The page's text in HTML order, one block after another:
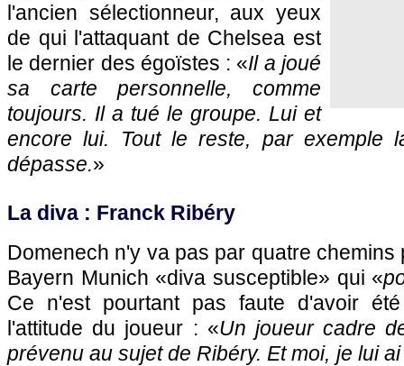
l'ancien sélectionneur, aux yeux
de qui l'attaquant de Chelsea est
le dernier des égoïstes : «Il a joué
sa carte personnelle, comme
toujours. Il a tué le groupe. Lui et
encore lui. Tout le reste, par exemple
dépasse.»
La diva : Franck Ribéry
Domenech n'y va pas par quatre chemins
Bayern Munich «diva susceptible» qui «
Ce n'est pourtant pas faute d'avoir
l'attitude du joueur : «Un joueur cadre
prévenu au sujet de Ribéry. Et moi, je lui